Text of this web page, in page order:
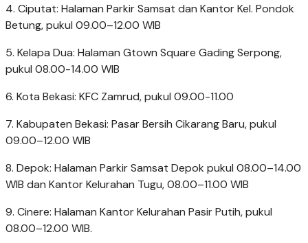
4. Ciputat: Halaman Parkir Samsat dan Kantor Kel. Pondok
Betung, pukul 09.00–12.00 WIB
5. Kelapa Dua: Halaman Gtown Square Gading Serpong,
pukul 08.00-14.00 WIB
6. Kota Bekasi: KFC Zamrud, pukul 09.00-11.00
7. Kabupaten Bekasi: Pasar Bersih Cikarang Baru, pukul
09.00–12.00 WIB
8. Depok: Halaman Parkir Samsat Depok pukul 08.00–14.00
WIB dan Kantor Kelurahan Tugu, 08.00–11.00 WIB
9. Cinere: Halaman Kantor Kelurahan Pasir Putih, pukul
08.00–12.00 WIB.